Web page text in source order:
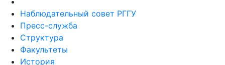
Наблюдательный совет РГГУ
Пресс-служба
Структура
Факультеты
История